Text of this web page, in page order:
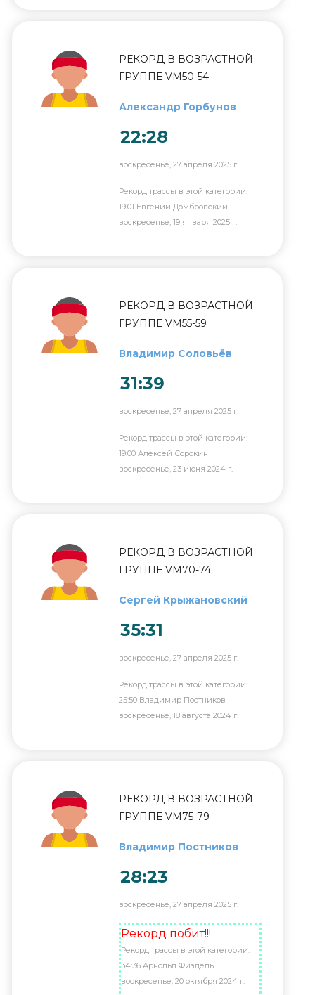
РЕКОРД В ВОЗРАСТНОЙ
ГРУППЕ VM50-54
Александр Горбунов
22:28
воскресенье, 27 апреля 2025 г.
Рекорд трассы в этой категории:
19:01 Евгений Домбровский
воскресенье, 19 января 2025 г.
РЕКОРД В ВОЗРАСТНОЙ
ГРУППЕ VM55-59
Владимир Соловьёв
31:39
воскресенье, 27 апреля 2025 г.
Рекорд трассы в этой категории:
19:00 Алексей Сорокин
воскресенье, 23 июня 2024 г.
РЕКОРД В ВОЗРАСТНОЙ
ГРУППЕ VM70-74
Сергей Крыжановский
35:31
воскресенье, 27 апреля 2025 г.
Рекорд трассы в этой категории:
25:50 Владимир Постников
воскресенье, 18 августа 2024 г.
РЕКОРД В ВОЗРАСТНОЙ
ГРУППЕ VM75-79
Владимир Постников
28:23
воскресенье, 27 апреля 2025 г.
Рекорд побит!!!
Рекорд трассы в этой категории:
34:36 Арнольд Физдель
воскресенье, 20 октября 2024 г.